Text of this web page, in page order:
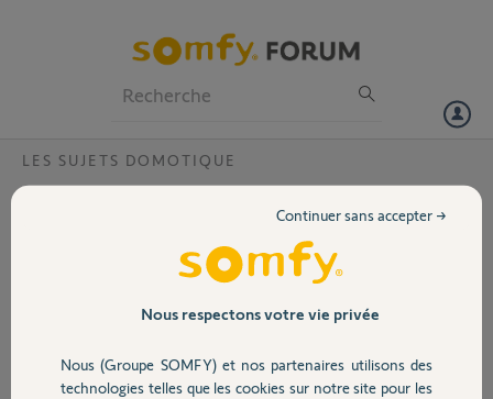
Volet
Sécurité
LES SUJETS DOMOTIQUE
J'ai une ancienne alarme Protexiom avec GSM ( carte sim ) . Et je me
renseigne sur la Home Advanced Integral.
Dans le link GSM est il possible d'inclure une carte sim d'un opérateur
quelconque afin de recevoir des sms ( alertes ) et surtout d'en
distance?
Nous respectons votre vie privée
Nous (Groupe SOMFY) et nos partenaires utilisons des
technologies telles que les cookies sur notre site pour les
Continuer sans accepter →